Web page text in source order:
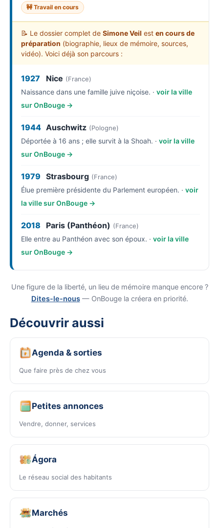
🚧 Travail en cours
📝 Le dossier complet de Simone Veil est en cours de
préparation (biographie, lieux de mémoire, sources,
vidéo). Voici déjà son parcours :
1927 Nice (France)
Naissance dans une famille juive niçoise. · voir la ville
sur OnBouge →
1944 Auschwitz (Pologne)
Déportée à 16 ans ; elle survit à la Shoah. · voir la ville
sur OnBouge →
1979 Strasbourg (France)
Élue première présidente du Parlement européen. · voir
la ville sur OnBouge →
2018 Paris (Panthéon) (France)
Elle entre au Panthéon avec son époux. · voir la ville
sur OnBouge →
Une figure de la liberté, un lieu de mémoire manque encore ?
Dites-le-nous— OnBouge la créera en priorité.
Découvrir aussi
Agenda & sorties
Que faire près de chez vous
Petites annonces
Vendre, donner, services
Ágora
Le réseau social des habitants
Marchés